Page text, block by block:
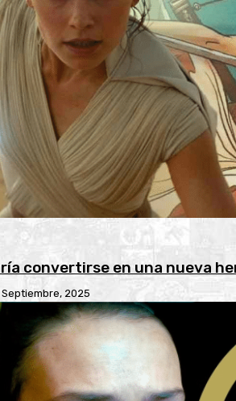
convertirse en una nueva
Septiembre, 2025